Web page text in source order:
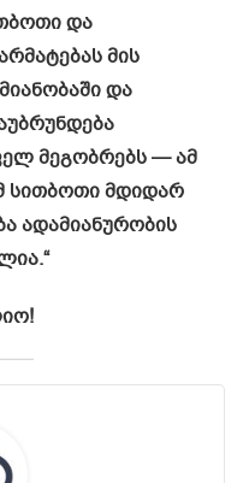
და
მის
და
მეგობრებს — ამ
სითბოთი მდიდარ
ადამიანურობის